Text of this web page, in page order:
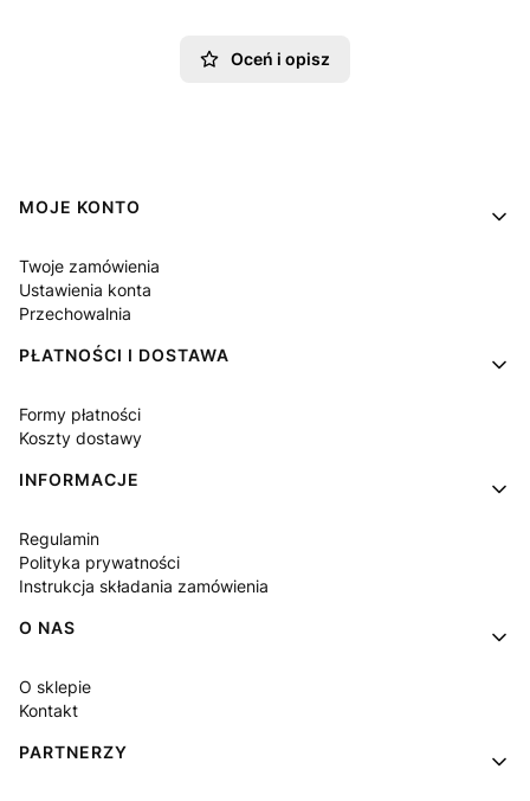
Oceń i opisz
Linki w stopce
MOJE KONTO
Twoje zamówienia
Ustawienia konta
Przechowalnia
PŁATNOŚCI I DOSTAWA
Formy płatności
Koszty dostawy
INFORMACJE
Regulamin
Polityka prywatności
Instrukcja składania zamówienia
O NAS
O sklepie
Kontakt
PARTNERZY